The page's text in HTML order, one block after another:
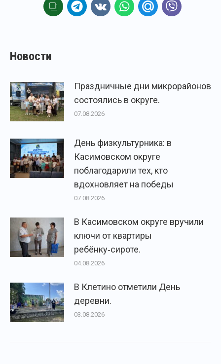
Новости
Праздничные дни микрорайонов
состоялись в округе.
07.08.2026
День физкультурника: в
Касимовском округе
поблагодарили тех, кто
вдохновляет на победы
07.08.2026
В Касимовском округе вручили
ключи от квартиры
ребёнку‑сироте.
04.08.2026
В Клетино отметили День
деревни.
03.08.2026